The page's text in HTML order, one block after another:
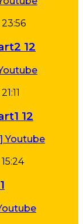
23:56
12
21:11
12
15:24